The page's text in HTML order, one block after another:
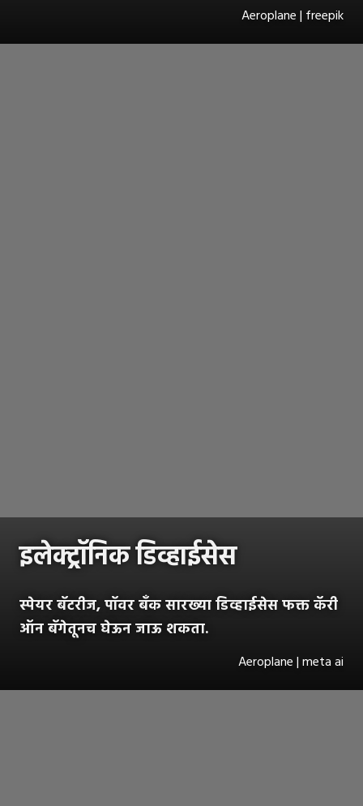
Aeroplane | freepik
इलेक्ट्रॉनिक डिव्हाईसेस
स्पेयर बॅटरीज, पॉवर बॅंक सारख्या डिव्हाईसेस फक्त कॅरी
ऑन बॅगेतूनच घेऊन जाऊ शकता.
Aeroplane | meta ai